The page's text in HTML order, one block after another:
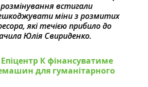
встигали
міни з розмитих
які течією прибило до
Юлія Свириденко.
Епіцентр К фінансуватиме
для гуманітарного